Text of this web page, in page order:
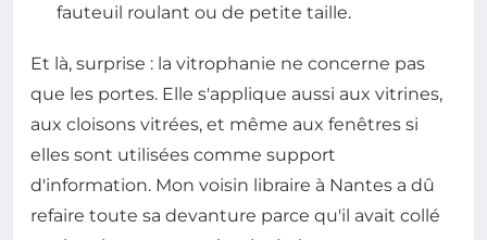
fauteuil roulant ou de petite taille.
Et là, surprise : la vitrophanie ne concerne pas
que les portes. Elle s'applique aussi aux vitrines,
aux cloisons vitrées, et même aux fenêtres si
elles sont utilisées comme support
d'information. Mon voisin libraire à Nantes a dû
refaire toute sa devanture parce qu'il avait collé